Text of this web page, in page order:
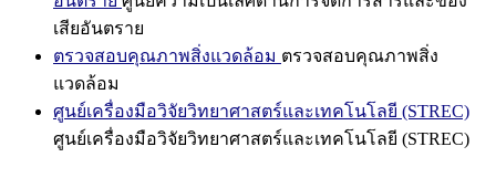
เสียอันตราย
ตรวจสอบคุณภาพสิ่งแวดล้อม ตรวจสอบคุณภาพสิ่ง
แวดล้อม
ศูนย์เครื่องมือวิจัยวิทยาศาสตร์และเทคโนโลยี (STREC)
ศูนย์เครื่องมือวิจัยวิทยาศาสตร์และเทคโนโลยี (STREC)